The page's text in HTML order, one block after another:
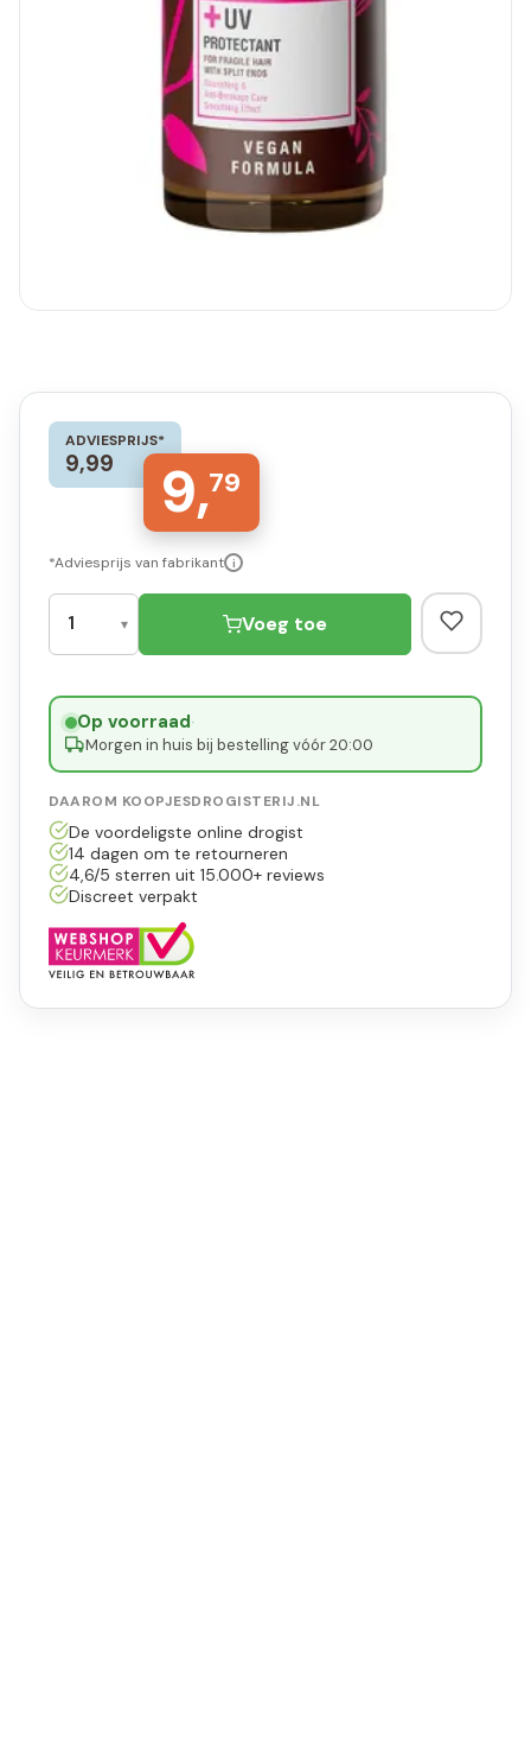
ADVIESPRIJS*
9,99 9,79
*Adviesprijs van fabrikant i
Voeg toe
Op voorraad·
Morgen in huis bij bestelling vóór 20:00
DAAROM KOOPJESDROGISTERIJ.NL
De voordeligste online drogist
14 dagen om te retourneren
4,6/5 sterren uit 15.000+ reviews
Discreet verpakt